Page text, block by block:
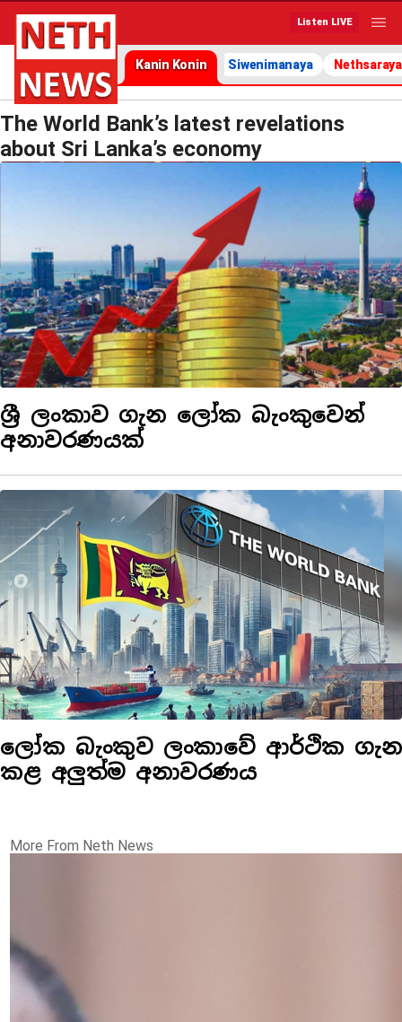
Listen LIVE
Kanin Konin Siwenimanaya Nethsaraya
The World Bank’s latest revelations
about Sri Lanka’s economy
ශ්‍රී ලංකාව ගැන ලෝක බැංකුවෙන්
අනාවරණයක්
ලෝක බැංකුව ලංකාවේ ආර්ථික ගැන
කළ අලුත්ම අනාවරණය
More From Neth News